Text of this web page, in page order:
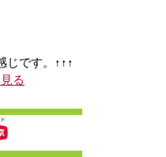
じです。↑↑↑
る